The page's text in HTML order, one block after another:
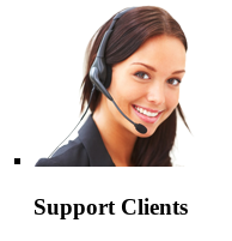
Support Clients